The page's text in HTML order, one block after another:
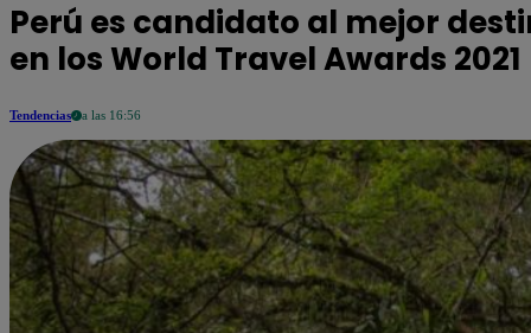
Perú es candidato al mejor
en los World Travel Awards 2021
Tendencias a las 16:56